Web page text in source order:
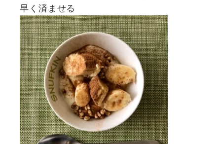
早く済ませる